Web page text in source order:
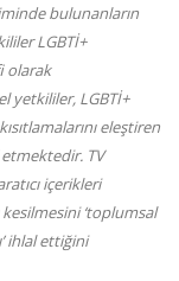
bulunanların
LGBTİ+
olarak
yetkililer, LGBTİ+
eleştiren
TV
içerikleri
‘toplumsal
ihlal ettiğini